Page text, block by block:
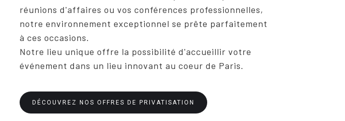
réunions d'affaires ou vos conférences professionnelles,
notre environnement exceptionnel se prête parfaitement
à ces occasions.
Notre lieu unique offre la possibilité d'accueillir votre
événement dans un lieu innovant au coeur de Paris.
DÉCOUVREZ NOS OFFRES DE PRIVATISATION